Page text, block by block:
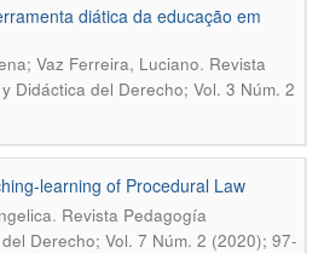
diática da educação em
Vaz Ferreira, Luciano. Revista
Didáctica del Derecho; Vol. 3 Núm. 2
learning of Procedural Law
. Revista Pedagogía
Derecho; Vol. 7 Núm. 2 (2020); 97-